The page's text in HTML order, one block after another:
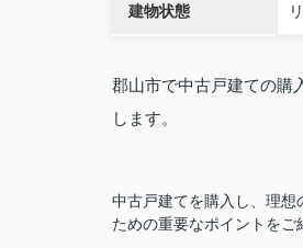
建物状態
郡山市で中古戸建ての購
します。
中古戸建てを購入し、理
ための重要なポイントをご